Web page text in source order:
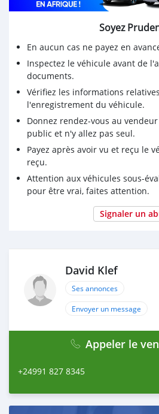
Soyez
En aucun cas ne payez en
Inspectez le véhicule avant de
documents.
Vérifiez les informations
l'enregistrement du véhicule.
Donnez rendez-vous au
public et n'y allez pas seul.
Payez après avoir vu et reçu le
reçu.
Attention aux véhicules sous-
pour être vrai, faites attention.
Signaler un
David Klef
Ses annonces
Envoyer un message
Appeler le
+24991 827 8345